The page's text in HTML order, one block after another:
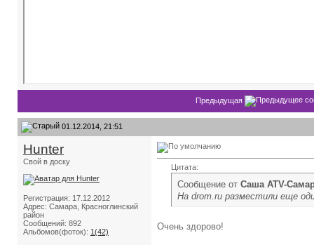
Предыдущая
01.12.2014, 21:51
Hunter
Свой в доску
Регистрация: 17.12.2012
Адрес: Самара, Красноглинский
район
Сообщений: 892
Альбомов(фоток): 1(42)
Цитата:
Сообщение от Саша ATV-
На drom.ru разместили еще
Очень здорово!